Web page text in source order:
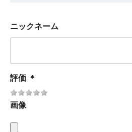
ニックネーム
評価 ＊
画像